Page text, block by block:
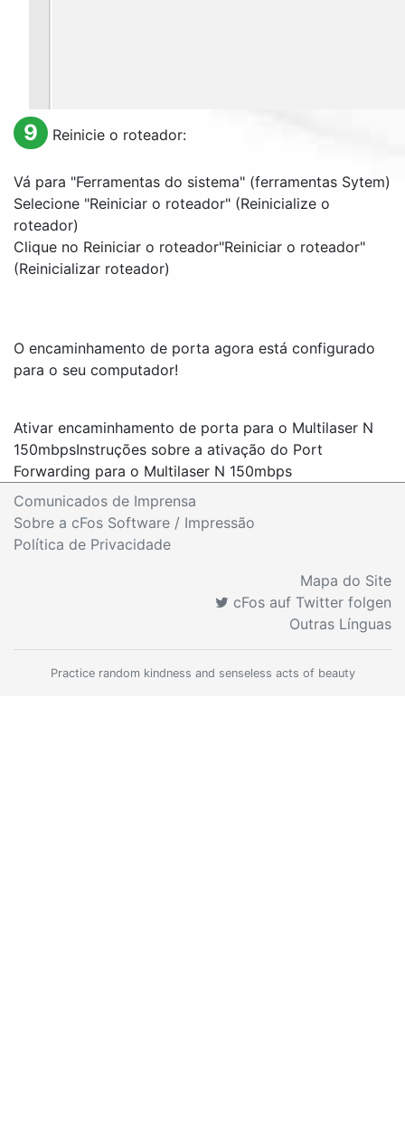
9 Reinicie o roteador:
Vá para "Ferramentas do sistema" (ferramentas Sytem)
Selecione "Reiniciar o roteador" (Reinicialize o
roteador)
Clique no Reiniciar o roteador"Reiniciar o roteador"
(Reinicializar roteador)
O encaminhamento de porta agora está configurado
para o seu computador!
Ativar encaminhamento de porta para o Multilaser N
150mbpsInstruções sobre a ativação do Port
Forwarding para o Multilaser N 150mbps
Comunicados de Imprensa
Sobre a cFos Software / Impressão
Política de Privacidade
Mapa do Site
cFos auf Twitter folgen
Outras Línguas
Practice random kindness and senseless acts of beauty